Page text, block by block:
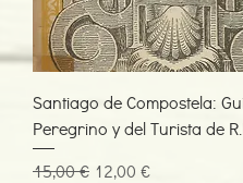
Santiago de Compostela:
Peregrino y del Turista de
Preço normal
15,00 € Preço promocional
12,00 €